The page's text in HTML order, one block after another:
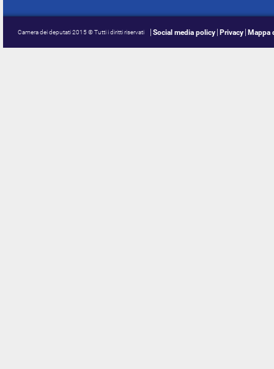
Camera dei deputati 2015 © Tutti i diritti riservati Social media policy Privacy Mappa